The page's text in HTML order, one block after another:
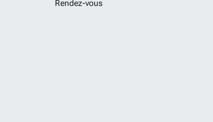
Rendez-vous